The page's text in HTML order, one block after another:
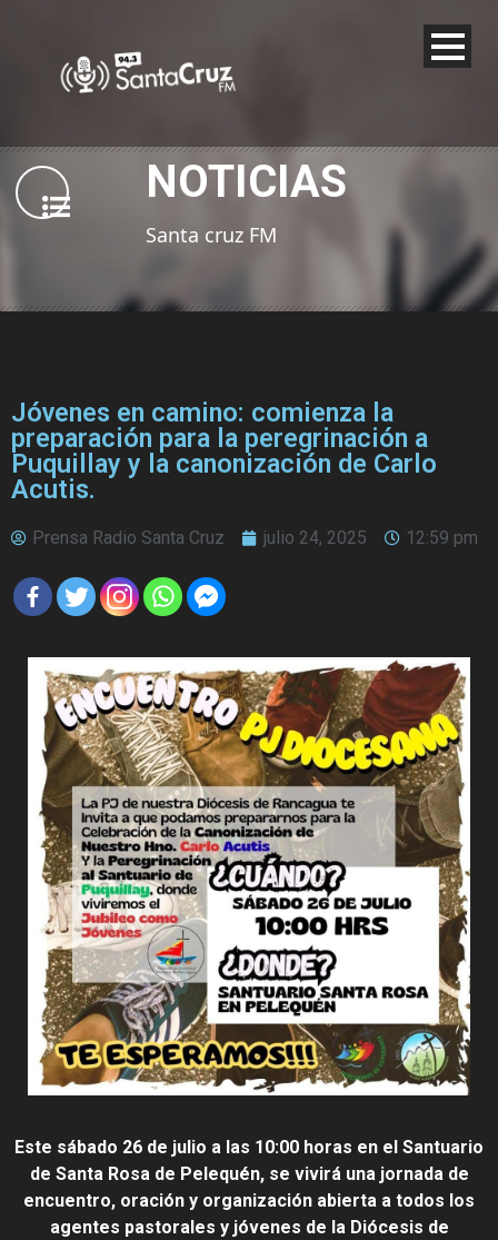
NOTICIAS
Santa cruz FM
Jóvenes en camino: comienza la
preparación para la peregrinación a
Puquillay y la canonización de Carlo
Acutis.
Prensa Radio Santa Cruz julio 24, 2025 12:59 pm
Este sábado 26 de julio a las 10:00 horas en el Santuario
de Santa Rosa de Pelequén, se vivirá una jornada de
encuentro, oración y organización abierta a todos los
agentes pastorales y jóvenes de la Diócesis de